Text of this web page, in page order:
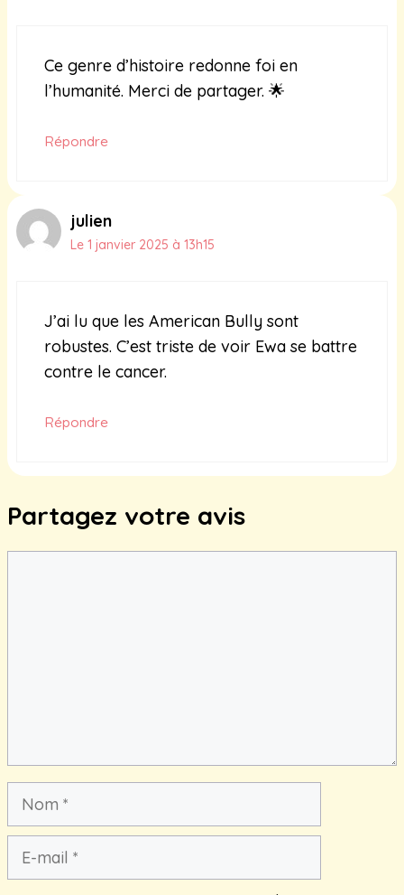
Ce genre d’histoire redonne foi en
l’humanité. Merci de partager. 🌟
Répondre
julien
Le 1 janvier 2025 à 13h15
J’ai lu que les American Bully sont
robustes. C’est triste de voir Ewa se battre
contre le cancer.
Répondre
Partagez votre avis
Nom